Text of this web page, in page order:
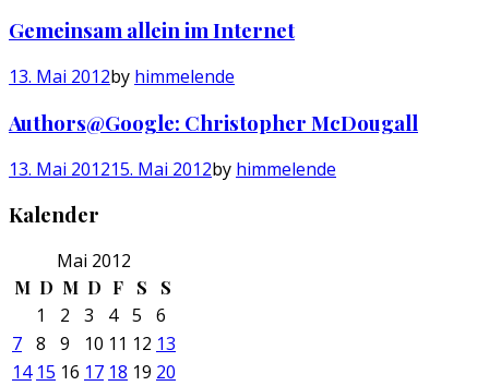
Gemeinsam allein im Internet
13. Mai 2012by himmelende
Authors@Google: Christopher McDougall
13. Mai 201215. Mai 2012by himmelende
Kalender
Mai 2012
M D M D F S S
1 2 3 4 5
6
7 8 9 10 11 12 13
14 15 16 17 18 19 20